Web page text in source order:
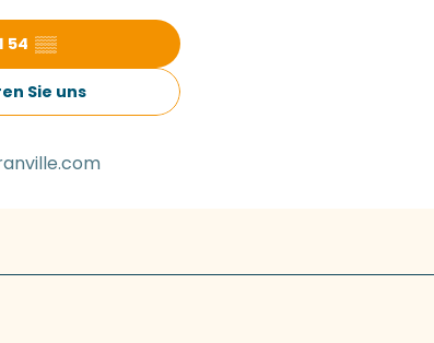
54 ▒▒
Sie uns